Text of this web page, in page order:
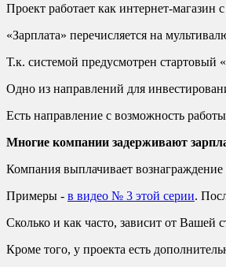
Проект работает как интернет-магазин
«Зарплата» перечисляется на
Т.к. системой предусмотрен стартовый
Одно из направлений для
Есть направление с возможность
Многие компании задерживают
Компания выплачивает
Примеры - в видео № 3 этой серии.
Сколько и как часто, зависит от
Кроме того, у проекта есть